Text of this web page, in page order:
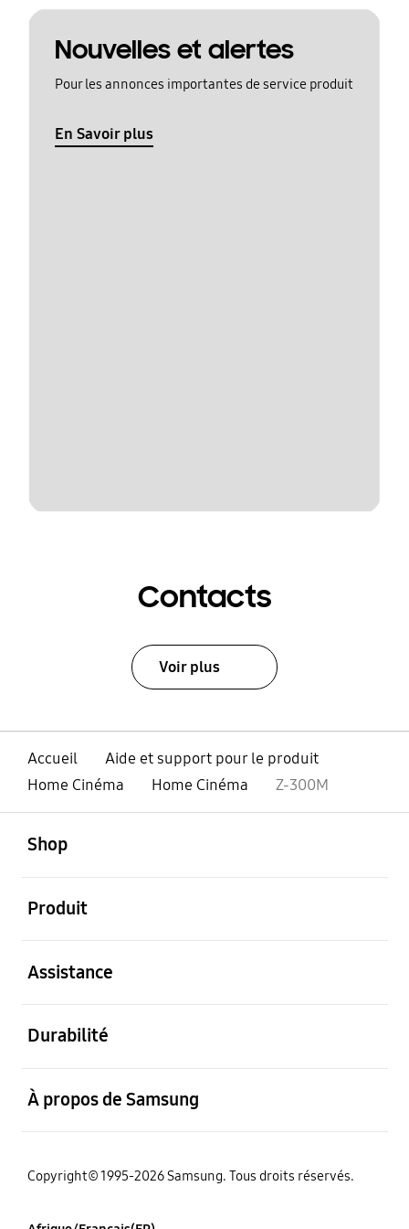
Nouvelles et alertes
Pour les annonces importantes de service produit
En Savoir plus
Contacts
Voir plus
Accueil
Aide et support pour le produit
Home Cinéma
Home Cinéma Z-300M
Shop
Produit
Assistance
Durabilité
À propos de Samsung
Copyright© 1995-2026 Samsung. Tous droits réservés.